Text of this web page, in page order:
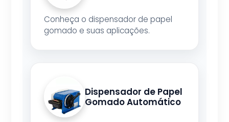
Conheça o dispensador de papel
gomado e suas aplicações.
Dispensador de Papel
Gomado Automático